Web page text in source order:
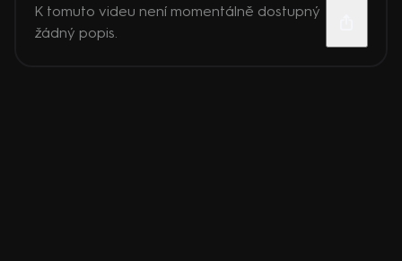
K tomuto videu není momentálně dostupný
žádný popis.